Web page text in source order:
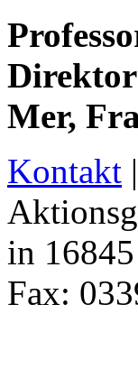
Mer,
Kontakt |
in
Fax: